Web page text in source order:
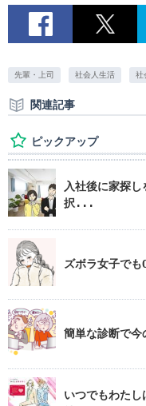
先輩・上司 社会人生活 社
関連記事
ピックアップ
入社後に家探
択...
ズボラ女子でも
簡単な診断で今
いつでもわた